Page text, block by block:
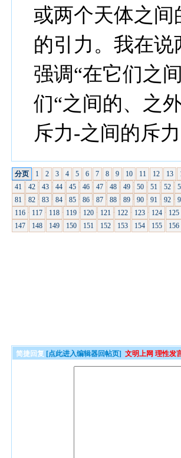
或两个天体之
的引力。我在
强调“在它们之
们“之间的、之
斥力-之间的斥力
分页 1 2 3 4 5 6 7 8 9 10 11 12 13
41
42 43 44 45 46 47 48 49 50 51 52
81
82 83 84 85 86 87 88 89 90 91 92
116
117 118 119 120 121 122 123 124 125
147
148 149 150 151 152 153 154 155 156
简捷回复 [点此进入编辑器回帖页] 文明上网 理性发